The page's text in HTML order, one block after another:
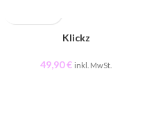
Klickz
49,90€ inkl. MwSt.